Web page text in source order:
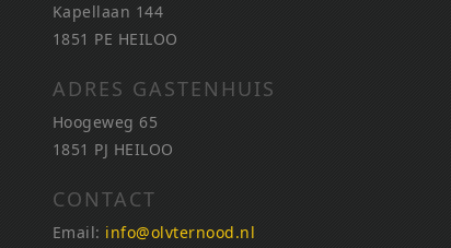
Kapellaan 144
1851 PE HEILOO
ADRES GASTENHUIS
Hoogeweg 65
1851 PJ HEILOO
CONTACT
Email: info@olvternood.nl